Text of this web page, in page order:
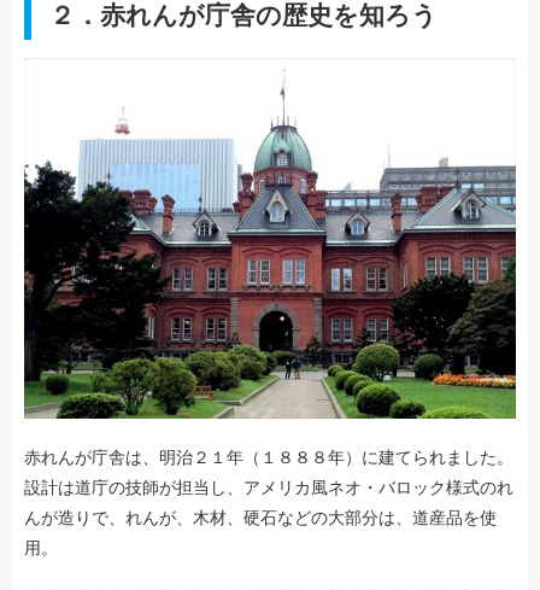
２．赤れんが庁舎の歴史を知ろう
赤れんが庁舎は、明治２１年（１８８８年）に建てられました。
設計は道庁の技師が担当し、アメリカ風ネオ・バロック様式のれ
んが造りで、れんが、木材、硬石などの大部分は、道産品を使
用。